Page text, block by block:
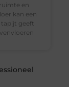
en
kan een
geeft